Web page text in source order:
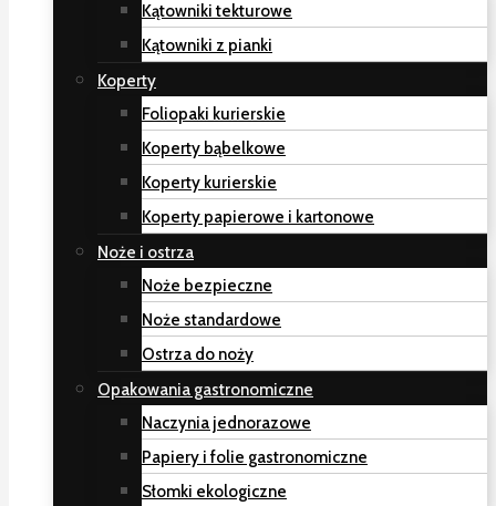
Kątowniki tekturowe
Kątowniki z pianki
Koperty
Foliopaki kurierskie
Koperty bąbelkowe
Koperty kurierskie
Koperty papierowe i kartonowe
Noże i ostrza
Noże bezpieczne
Noże standardowe
Ostrza do noży
Opakowania gastronomiczne
Naczynia jednorazowe
Papiery i folie gastronomiczne
Słomki ekologiczne